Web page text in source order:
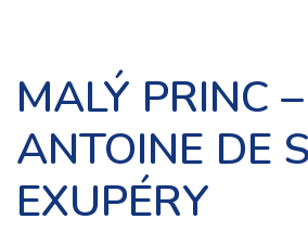
MALÝ PRINC –
ANTOINE DE
EXUPÉRY